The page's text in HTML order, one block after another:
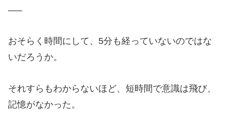
—–
おそらく時間にして、5分も経っていないのではな
いだろうか。
それすらもわからないほど、短時間で意識は飛び、
記憶がなかった。